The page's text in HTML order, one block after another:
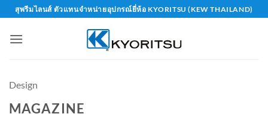
Skip
to
content
สุพรีมไลนส์ ตัวแทนจำหน่ายอุปกรณ์ยี่ห้อ KYORITSU (KEW THAILAND)
Design
MAGAZINE